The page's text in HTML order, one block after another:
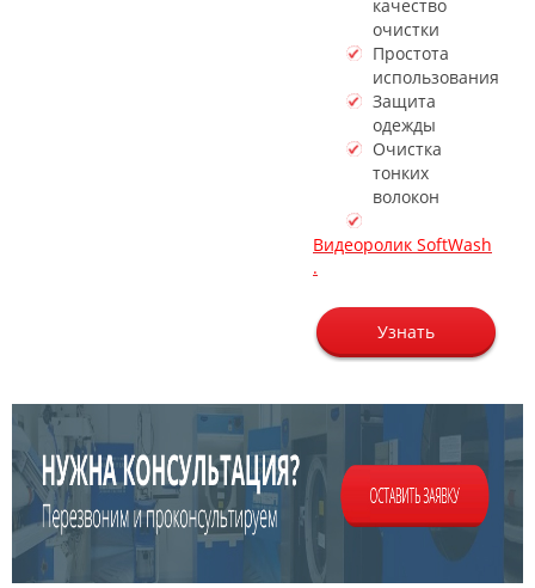
качество
очистки
Простота
использования
Защита
одежды
Очистка
тонких
волокон
Видеоролик SoftWash
.
Узнать